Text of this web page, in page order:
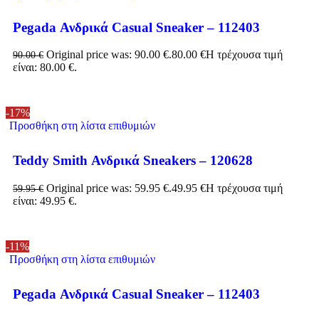
Pegada Ανδρικά Casual Sneaker – 112403
90.00€ Original price was: 90.00 €.80.00 €Η τρέχουσα τιμή
είναι: 80.00 €.
-17%
Προσθήκη στη λίστα επιθυμιών
Teddy Smith Ανδρικά Sneakers – 120628
59.95€ Original price was: 59.95 €.49.95 €Η τρέχουσα τιμή
είναι: 49.95 €.
-11%
Προσθήκη στη λίστα επιθυμιών
Pegada Ανδρικά Casual Sneaker – 112403